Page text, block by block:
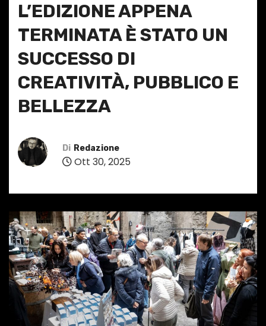
L’EDIZIONE APPENA
TERMINATA È STATO UN
SUCCESSO DI
CREATIVITÀ, PUBBLICO E
BELLEZZA
Di Redazione
Ott 30, 2025